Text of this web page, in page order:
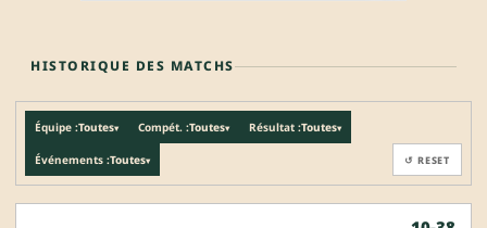
HISTORIQUE DES MATCHS
Équipe :Toutes▾ Compét. :Toutes▾ Résultat :Toutes▾
Événements :Toutes▾ ↺ RESET